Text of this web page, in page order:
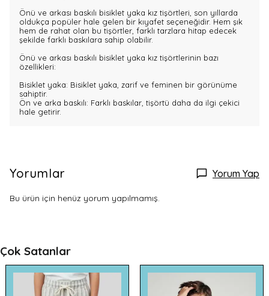
Önü ve arkası baskılı bisiklet yaka kız tişörtleri, son yıllarda
oldukça popüler hale gelen bir kıyafet seçeneğidir. Hem şık
hem de rahat olan bu tişörtler, farklı tarzlara hitap edecek
şekilde farklı baskılara sahip olabilir.
Önü ve arkası baskılı bisiklet yaka kız tişörtlerinin bazı
özellikleri:
Bisiklet yaka: Bisiklet yaka, zarif ve feminen bir görünüme
sahiptir.
Ön ve arka baskılı: Farklı baskılar, tişörtü daha da ilgi çekici
hale getirir.
Yorumlar Yorum Yap
Bu ürün için henüz yorum yapılmamış.
Çok Satanlar